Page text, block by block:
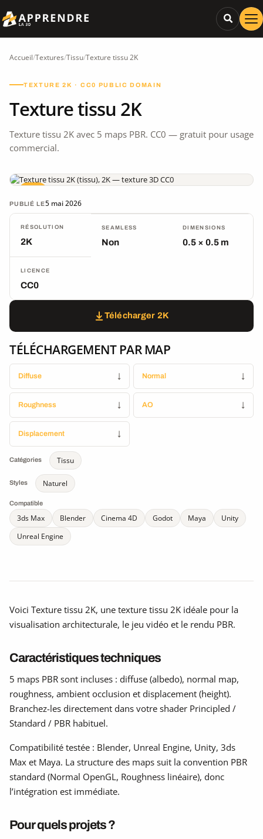
Accueil/Textures/Tissu/Texture tissu 2K
TEXTURE 2K · CC0 PUBLIC DOMAIN
Texture tissu 2K
Texture tissu 2K avec 5 maps PBR. CC0 — gratuit pour usage
commercial.
PUBLIÉ LE5 mai 2026
RÉSOLUTION
2K
SEAMLESS
Non
DIMENSIONS
0.5 × 0.5 m
LICENCE
CC0
Télécharger 2K
TÉLÉCHARGEMENT PAR MAP
Diffuse ↓ Normal ↓
Roughness ↓ AO ↓
Displacement ↓
Catégories Tissu
Styles Naturel
Compatible
3ds Max Blender Cinema 4D Godot Maya
Unity
Unreal Engine
Voici Texture tissu 2K, une texture tissu 2K idéale pour la
visualisation architecturale, le jeu vidéo et le rendu PBR.
Caractéristiques techniques
5 maps PBR sont incluses : diffuse (albedo), normal map,
roughness, ambient occlusion et displacement (height).
Branchez-les directement dans votre shader Principled /
Standard / PBR habituel.
Compatibilité testée : Blender, Unreal Engine, Unity, 3ds
Max et Maya. La structure des maps suit la convention PBR
standard (Normal OpenGL, Roughness linéaire), donc
l’intégration est immédiate.
Pour quels projets ?